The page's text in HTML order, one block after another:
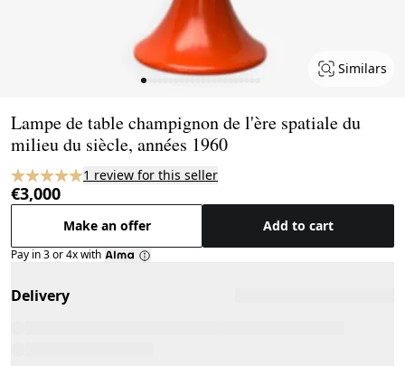
Similars
Lampe de table champignon de l'ère spatiale du
milieu du siècle, années 1960
1 review for this seller
€3,000
Make an offer Add to cart
Pay in 3 or 4x with
Delivery